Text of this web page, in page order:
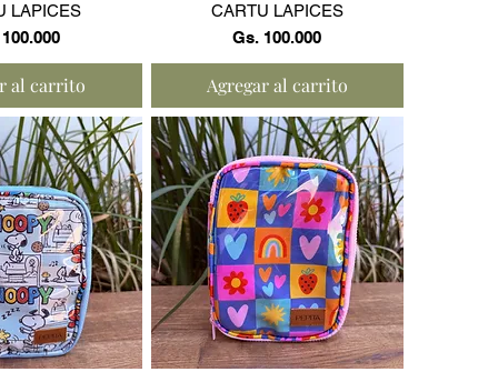
rápida
LAPICES
al carrito
Vista rápida
CARTU LAPICES
Precio
Gs. 100.000
Agregar al carrito